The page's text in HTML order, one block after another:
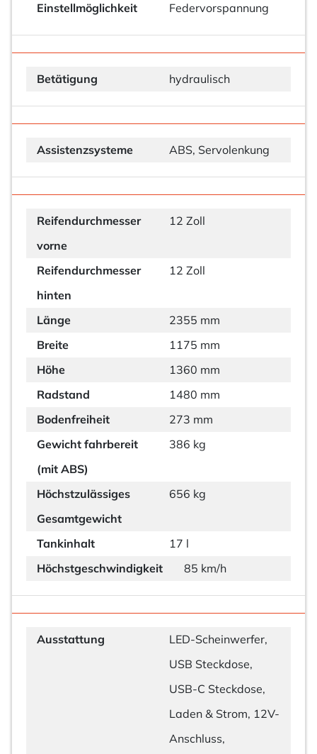
Einstellmöglichkeit
Federvorspannung
Betätigung hydraulisch
Assistenzsysteme ABS, Servolenkung
Reifendurchmesser
vorne
12 Zoll
Reifendurchmesser
hinten
12 Zoll
Länge
2355 mm
Breite
1175 mm
Höhe
1360 mm
Radstand
1480 mm
Bodenfreiheit
273 mm
Gewicht fahrbereit
(mit ABS)
386 kg
Höchstzulässiges
Gesamtgewicht
656 kg
Tankinhalt
17 l
Höchstgeschwindigkeit
85 km/h
Ausstattung
LED-Scheinwerfer,
USB Steckdose,
USB-C Steckdose,
Laden & Strom, 12V-
Anschluss,